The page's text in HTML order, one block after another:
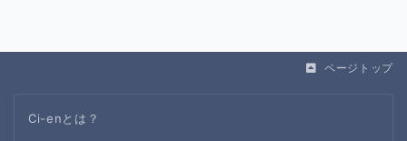
ページトップ
Ci-enとは？